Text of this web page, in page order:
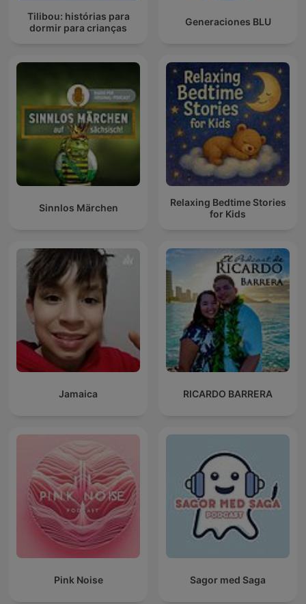
Tilibou: histórias para
dormir para crianças
Generaciones BLU
Sinnlos Märchen
Relaxing Bedtime Stories
for Kids
Jamaica RICARDO BARRERA
Pink Noise Sagor med Saga